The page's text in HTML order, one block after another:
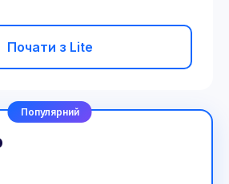
Почати з Lite
Популярний